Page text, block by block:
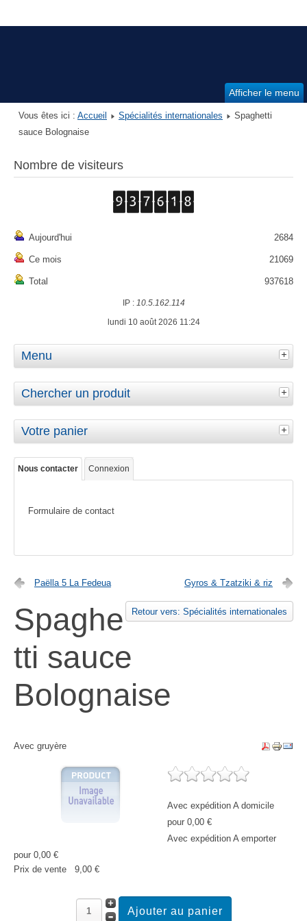
Afficher le menu
Vous êtes ici : Accueil Spécialités internationales
Spaghetti
sauce Bolognaise
Nombre de visiteurs
Aujourd'hui 2684
Ce mois 21069
Total 937618
IP : 10.5.162.114
lundi 10 août 2026 11:24
Menu
Chercher un produit
Votre panier
Nous contacter Connexion
Formulaire de contact
Paëlla 5 La Fedeua Gyros & Tzatziki & riz
Retour vers: Spécialités internationales
Spaghe
tti sauce
Bolognaise
Avec gruyère
Avec expédition A domicile
pour 0,00 €
Avec expédition A emporter
pour 0,00 €
Prix ​​de vente
9,00 €